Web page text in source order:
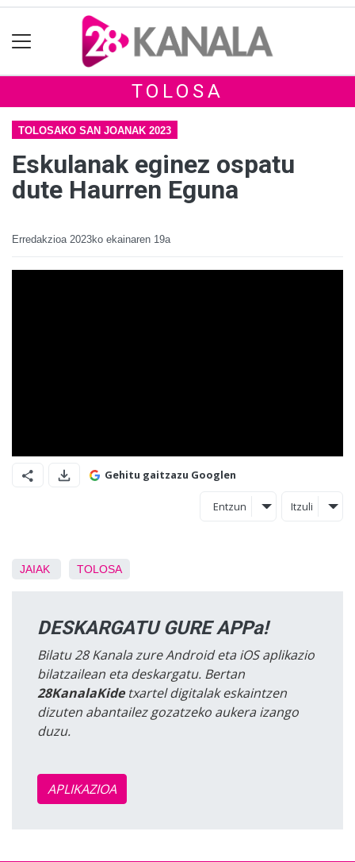
TOLOSA
TOLOSAKO SAN JOANAK 2023
Eskulanak eginez ospatu
dute Haurren Eguna
Erredakzioa 2023ko ekainaren 19a
Gehitu gaitzazu Googlen
Entzun Itzuli
JAIAK TOLOSA
DESKARGATU GURE APPa!
Bilatu 28 Kanala zure Android eta iOS aplikazio
bilatzailean eta deskargatu. Bertan
28KanalaKidetxartel digitalak eskaintzen
dizuten abantailez gozatzeko aukera izango
duzu.
APLIKAZIOA